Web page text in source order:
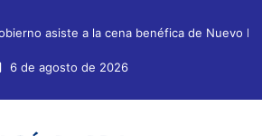
asiste a la cena benéfica de Nuevo
6 de agosto de 2026